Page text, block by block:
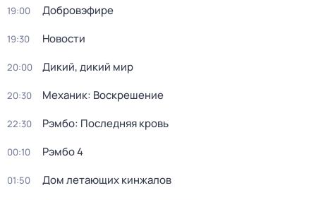
19:00 Добровэфире
19:30 Новости
20:00 Дикий, дикий мир
20:30 Механик: Воскрешение
22:30 Рэмбо: Последняя кровь
00:10 Рэмбо 4
01:50 Дом летающих кинжалов